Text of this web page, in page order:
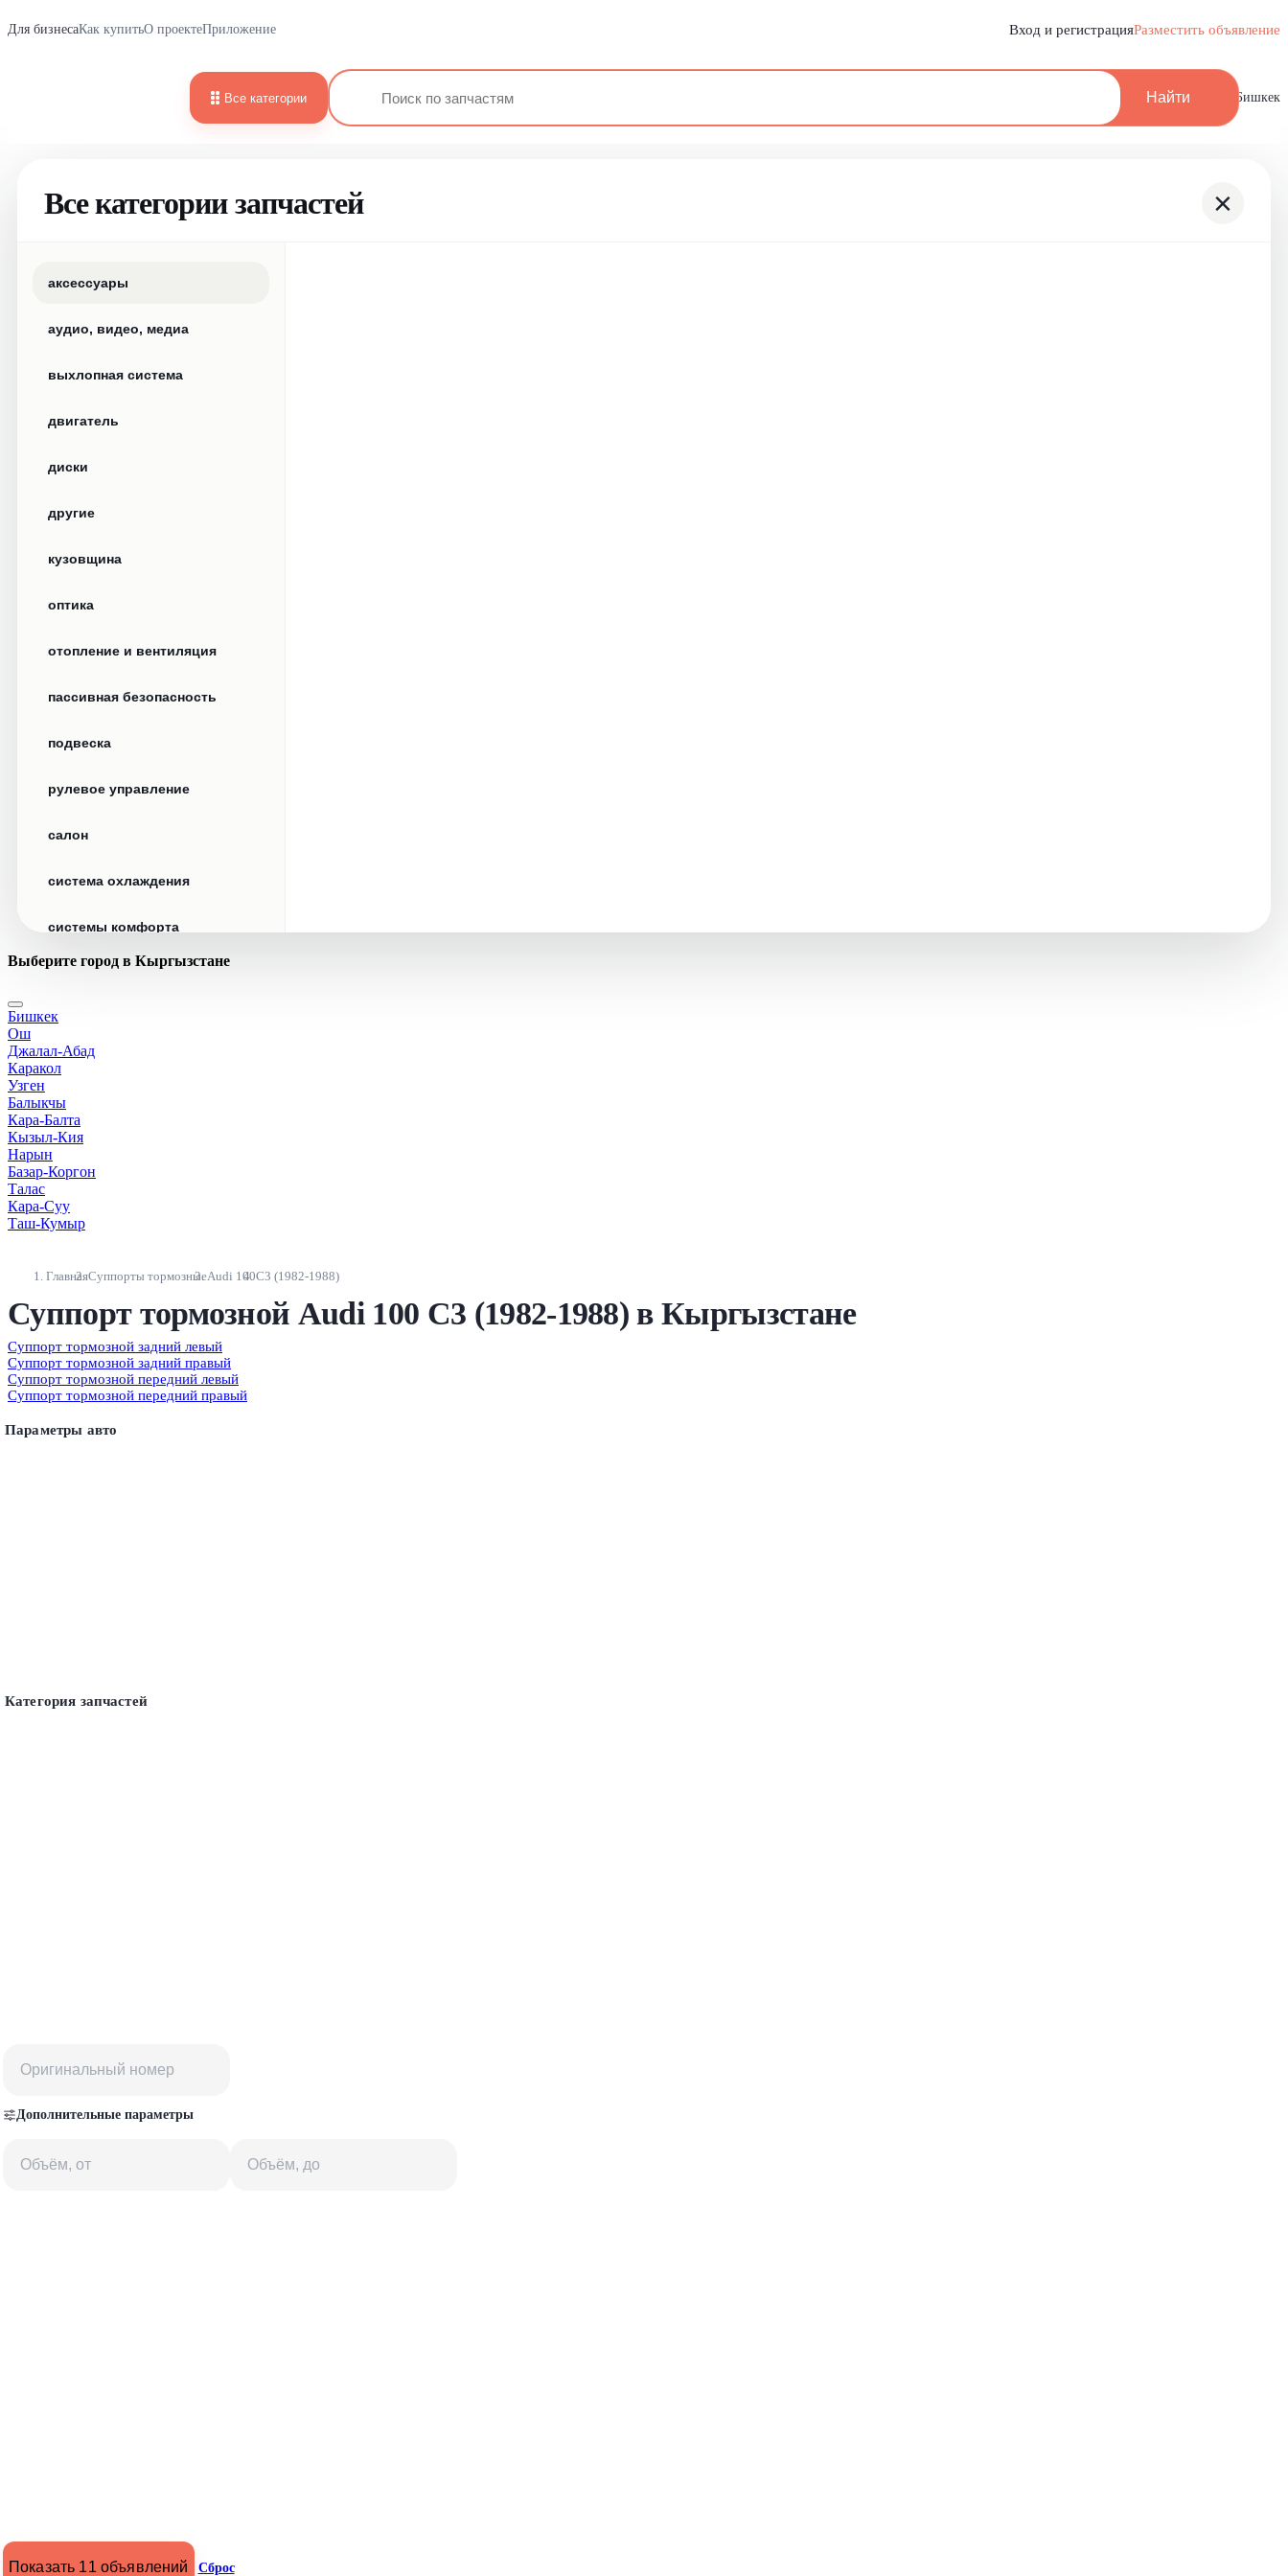
Для бизнесаКак купитьО проектеПриложение Вход и регистрацияРазместить объявление
Все категории Найти Бишкек
Все категории запчастей ×
аксессуары
аудио, видео, медиа
выхлопная система
двигатель
диски
другие
кузовщина
оптика
отопление и вентиляция
пассивная безопасность
подвеска
рулевое управление
салон
система охлаждения
системы комфорта
стекла
стеклоочистители
топливная система
тормозная система
трансмиссия
электрика
Выберите город в Кыргызстане
Бишкек
Ош
Джалал-Абад
Каракол
Узген
Балыкчы
Кара-Балта
Кызыл-Кия
Нарын
Базар-Коргон
Талас
Кара-Суу
Таш-Кумыр
ГлавнаяСуппорты тормозныеAudi 100С3 (1982-1988)
Суппорт тормозной Audi 100 С3 (1982-1988) в Кыргызстане
Суппорт тормозной задний левый
Суппорт тормозной задний правый
Суппорт тормозной передний левый
Суппорт тормозной передний правый
Параметры авто
Категория запчастей
Дополнительные параметры
Показать 11 объявлений Сброс